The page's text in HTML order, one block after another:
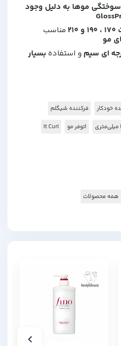
سوختگی موها به دلیل وجود
مناسب
مو
و استفاده بسیار
خودکار فرکننده شیگلم
اتوفر مو It Curl
همه محصولات